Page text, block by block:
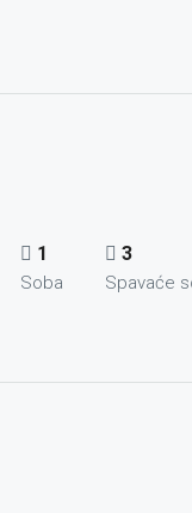
1
Soba
3
Spavaće